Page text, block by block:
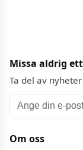
Missa aldrig
Ta del av
Om oss